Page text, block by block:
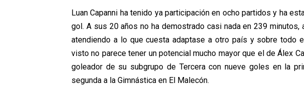
Luan Capanni ha tenido ya participación en ocho partidos y ha
gol. A sus 20 años no ha demostrado casi nada en 239 minutos,
atendiendo a lo que cuesta adaptase a otro país y sobre todo
visto no parece tener un potencial mucho mayor que el de Álex
goleador de su subgrupo de Tercera con nueve goles en la
segunda a la Gimnástica en El Malecón.